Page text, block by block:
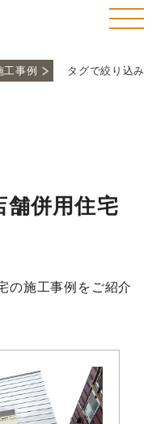
工事例 タグで絞り込み
舗併用住宅
の施工事例をご紹介